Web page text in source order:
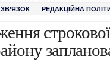
РЕДАКЦІЙНА
строкової